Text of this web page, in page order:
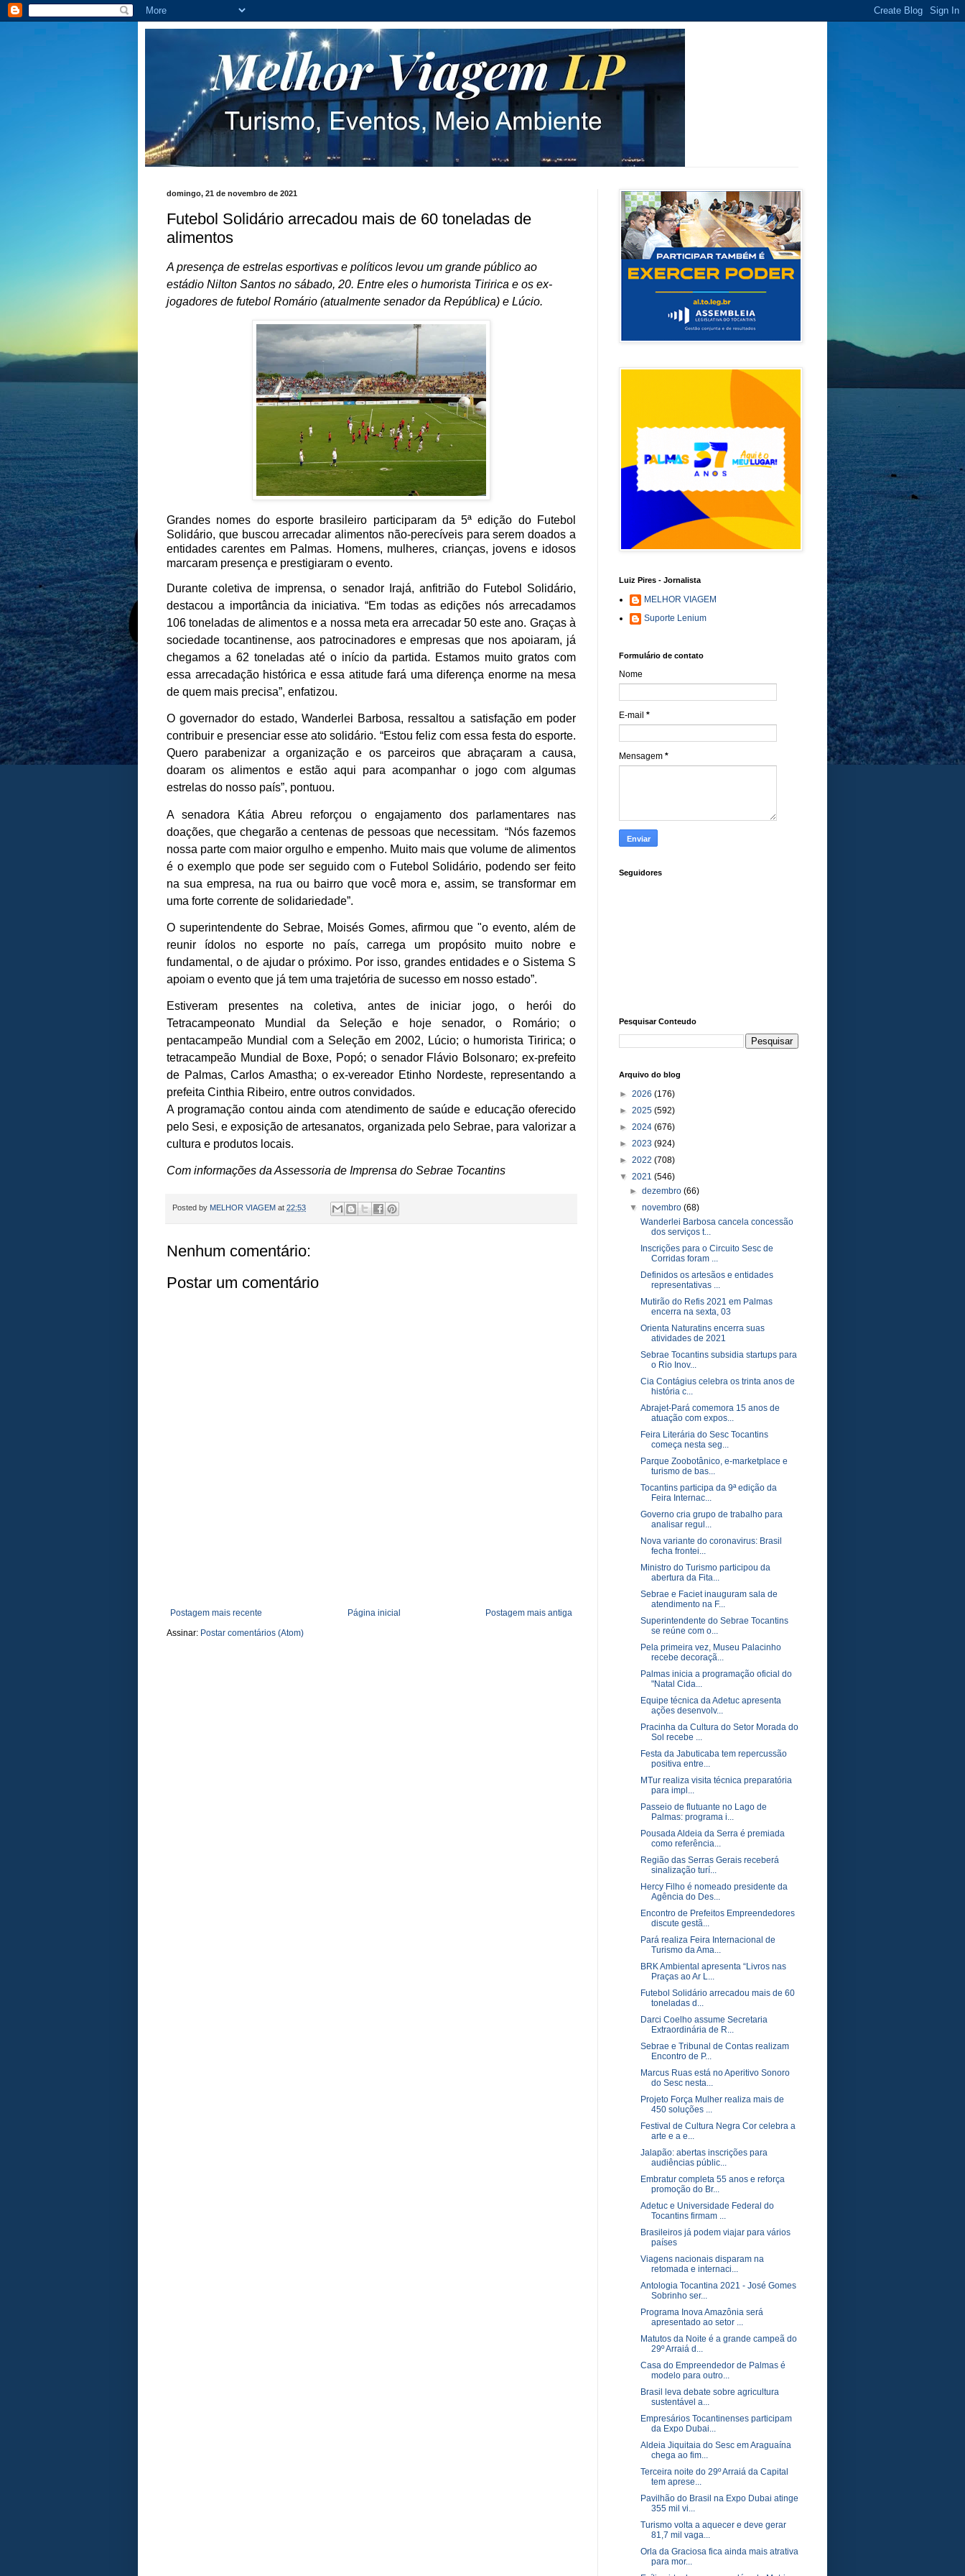
domingo, 21 de novembro de 2021
Futebol Solidário arrecadou mais de 60 toneladas de
alimentos
A presença de estrelas esportivas e políticos levou um grande público ao
estádio Nilton Santos no sábado, 20. Entre eles o humorista Tiririca e os ex-
jogadores de futebol Romário (atualmente senador da República) e Lúcio.
Grandes nomes do esporte brasileiro participaram da 5ª edição do Futebol
Solidário, que buscou arrecadar alimentos não-perecíveis para serem doados a
entidades carentes em Palmas. Homens, mulheres, crianças, jovens e idosos
marcaram presença e prestigiaram o evento.
Durante coletiva de imprensa, o senador Irajá, anfitrião do Futebol Solidário,
destacou a importância da iniciativa. “Em todas as edições nós arrecadamos
106 toneladas de alimentos e a nossa meta era arrecadar 50 este ano. Graças à
sociedade tocantinense, aos patrocinadores e empresas que nos apoiaram, já
chegamos a 62 toneladas até o início da partida. Estamos muito gratos com
essa arrecadação histórica e essa atitude fará uma diferença enorme na mesa
de quem mais precisa”, enfatizou.
O governador do estado, Wanderlei Barbosa, ressaltou a satisfação em poder
contribuir e presenciar esse ato solidário. “Estou feliz com essa festa do esporte.
Quero parabenizar a organização e os parceiros que abraçaram a causa,
doaram os alimentos e estão aqui para acompanhar o jogo com algumas
estrelas do nosso país”, pontuou.
A senadora Kátia Abreu reforçou o engajamento dos parlamentares nas
doações, que chegarão a centenas de pessoas que necessitam. “Nós fazemos
nossa parte com maior orgulho e empenho. Muito mais que volume de alimentos
é o exemplo que pode ser seguido com o Futebol Solidário, podendo ser feito
na sua empresa, na rua ou bairro que você mora e, assim, se transformar em
uma forte corrente de solidariedade”.
O superintendente do Sebrae, Moisés Gomes, afirmou que "o evento, além de
reunir ídolos no esporte no país, carrega um propósito muito nobre e
fundamental, o de ajudar o próximo. Por isso, grandes entidades e o Sistema S
apoiam o evento que já tem uma trajetória de sucesso em nosso estado”.
Estiveram presentes na coletiva, antes de iniciar jogo, o herói do
Tetracampeonato Mundial da Seleção e hoje senador, o Romário; o
pentacampeão Mundial com a Seleção em 2002, Lúcio; o humorista Tiririca; o
tetracampeão Mundial de Boxe, Popó; o senador Flávio Bolsonaro; ex-prefeito
de Palmas, Carlos Amastha; o ex-vereador Etinho Nordeste, representando a
prefeita Cinthia Ribeiro, entre outros convidados.
A programação contou ainda com atendimento de saúde e educação oferecido
pelo Sesi, e exposição de artesanatos, organizada pelo Sebrae, para valorizar a
cultura e produtos locais.
Com informações da Assessoria de Imprensa do Sebrae Tocantins
Posted by MELHOR VIAGEM at 22:53
Nenhum comentário:
Postar um comentário
Postagem mais recente Postagem mais antiga
Página inicial
Assinar: Postar comentários (Atom)
Luiz Pires - Jornalista
MELHOR VIAGEM
Suporte Lenium
Formulário de contato
Nome
E-mail *
Mensagem *
Seguidores
Pesquisar Conteudo
Arquivo do blog
► 2026 (176)
► 2025 (592)
► 2024 (676)
► 2023 (924)
► 2022 (708)
▼ 2021 (546)
►dezembro(66)
▼novembro(68)
Wanderlei Barbosa cancela concessão
dos serviços t...
Inscrições para o Circuito Sesc de
Corridas foram ...
Definidos os artesãos e entidades
representativas ...
Mutirão do Refis 2021 em Palmas
encerra na sexta, 03
Orienta Naturatins encerra suas
atividades de 2021
Sebrae Tocantins subsidia startups para
o Rio Inov...
Cia Contágius celebra os trinta anos de
história c...
Abrajet-Pará comemora 15 anos de
atuação com expos...
Feira Literária do Sesc Tocantins
começa nesta seg...
Parque Zoobotânico, e-marketplace e
turismo de bas...
Tocantins participa da 9ª edição da
Feira Internac...
Governo cria grupo de trabalho para
analisar regul...
Nova variante do coronavirus: Brasil
fecha frontei...
Ministro do Turismo participou da
abertura da Fita...
Sebrae e Faciet inauguram sala de
atendimento na F...
Superintendente do Sebrae Tocantins
se reúne com o...
Pela primeira vez, Museu Palacinho
recebe decoraçã...
Palmas inicia a programação oficial do
"Natal Cida...
Equipe técnica da Adetuc apresenta
ações desenvolv...
Pracinha da Cultura do Setor Morada do
Sol recebe ...
Festa da Jabuticaba tem repercussão
positiva entre...
MTur realiza visita técnica preparatória
para impl...
Passeio de flutuante no Lago de
Palmas: programa i...
Pousada Aldeia da Serra é premiada
como referência...
Região das Serras Gerais receberá
sinalização turí...
Hercy Filho é nomeado presidente da
Agência do Des...
Encontro de Prefeitos Empreendedores
discute gestã...
Pará realiza Feira Internacional de
Turismo da Ama...
BRK Ambiental apresenta “Livros nas
Praças ao Ar L...
Futebol Solidário arrecadou mais de 60
toneladas d...
Darci Coelho assume Secretaria
Extraordinária de R...
Sebrae e Tribunal de Contas realizam
Encontro de P...
Marcus Ruas está no Aperitivo Sonoro
do Sesc nesta...
Projeto Força Mulher realiza mais de
450 soluções ...
Festival de Cultura Negra Cor celebra a
arte e a e...
Jalapão: abertas inscrições para
audiências públic...
Embratur completa 55 anos e reforça
promoção do Br...
Adetuc e Universidade Federal do
Tocantins firmam ...
Brasileiros já podem viajar para vários
países
Viagens nacionais disparam na
retomada e internaci...
Antologia Tocantina 2021 - José Gomes
Sobrinho ser...
Programa Inova Amazônia será
apresentado ao setor ...
Matutos da Noite é a grande campeã do
29º Arraiá d...
Casa do Empreendedor de Palmas é
modelo para outro...
Brasil leva debate sobre agricultura
sustentável a...
Empresários Tocantinenses participam
da Expo Dubai...
Aldeia Jiquitaia do Sesc em Araguaína
chega ao fim...
Terceira noite do 29º Arraiá da Capital
tem aprese...
Pavilhão do Brasil na Expo Dubai atinge
355 mil vi...
Turismo volta a aquecer e deve gerar
81,7 mil vaga...
Orla da Graciosa fica ainda mais atrativa
para mor...